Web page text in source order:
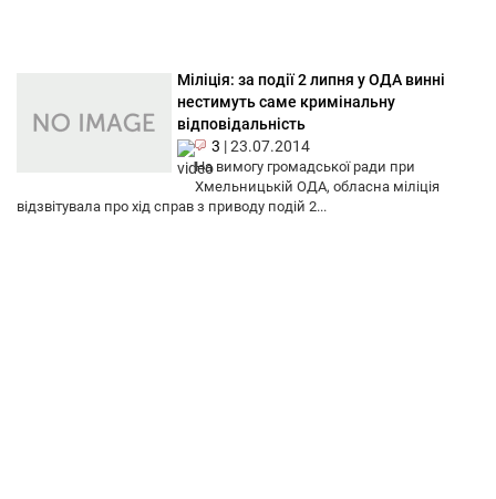
Міліція: за події 2 липня у ОДА винні
нестимуть саме кримінальну
відповідальність
3 |23.07.2014
На вимогу громадської ради при
Хмельницькій ОДА, обласна міліція
відзвітувала про хід справ з приводу подій 2...